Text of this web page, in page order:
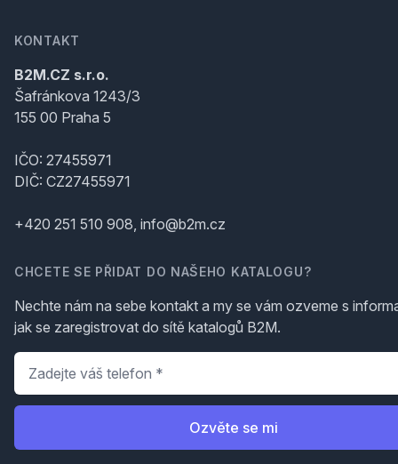
KONTAKT
B2M.CZ s.r.o.
Šafránkova 1243/3
155 00 Praha 5
IČO: 27455971
DIČ: CZ27455971
+420 251 510 908, info@b2m.cz
CHCETE SE PŘIDAT DO NAŠEHO KATALOGU?
Nechte nám na sebe kontakt a my se vám ozveme s
jak se zaregistrovat do sítě katalogů B2M.
Telefon
Ozvěte se mi